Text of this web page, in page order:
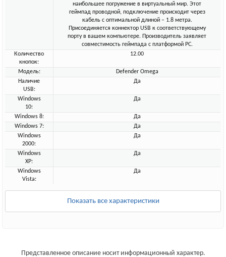
наибольшее погружение в виртуальный мир. Этот
геймпад проводной, подключение происходит через
кабель с оптимальной длиной – 1.8 метра.
Присоединяется коннектор USB к соответствующему
порту в вашем компьютере. Производитель заявляет
совместимость геймпада с платформой PC.
Количество
кнопок:
12.00
Модель:
Defender Omega
Наличие
USB:
Да
Windows
10:
Да
Windows 8:
Да
Windows 7:
Да
Windows
2000:
Да
Windows
XP:
Да
Windows
Vista:
Да
Показать все характеристики
Представленное описание носит информационный характер.